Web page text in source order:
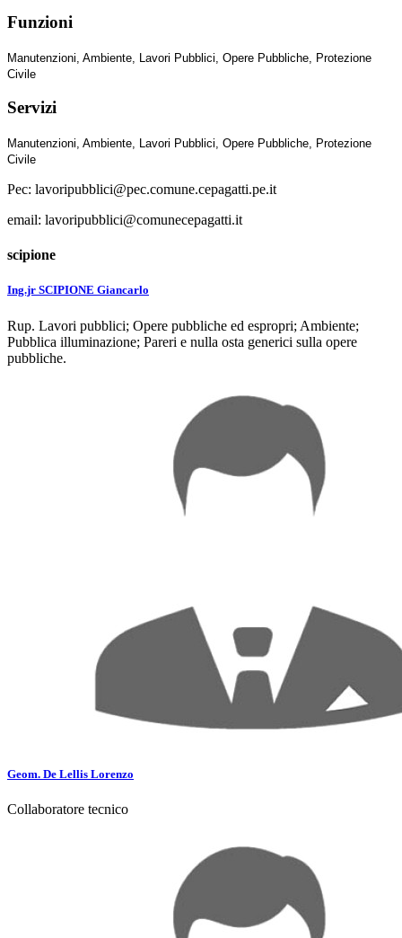
Funzioni
Manutenzioni, Ambiente, Lavori Pubblici, Opere Pubbliche, Protezione
Civile
Servizi
Manutenzioni, Ambiente, Lavori Pubblici, Opere Pubbliche, Protezione
Civile
Pec: lavoripubblici@pec.comune.cepagatti.pe.it
email: lavoripubblici@comunecepagatti.it
scipione
Ing.jr SCIPIONE Giancarlo
Rup. Lavori pubblici; Opere pubbliche ed espropri; Ambiente;
Pubblica illuminazione; Pareri e nulla osta generici sulla opere
pubbliche.
Geom. De Lellis Lorenzo
Collaboratore tecnico